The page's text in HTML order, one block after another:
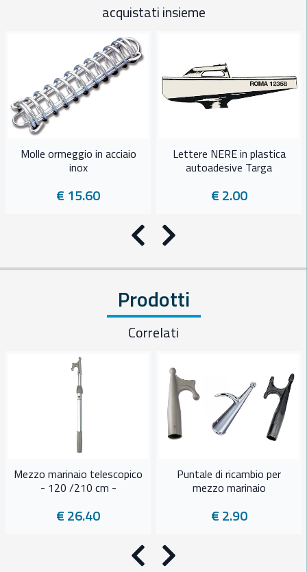
acquistati insieme
Molle ormeggio in acciaio
inox
€ 15.60
Lettere NERE in plastica
autoadesive Targa
€ 2.00
Precedente
Successivo
Prodotti
Correlati
Mezzo marinaio telescopico
- 120 /210 cm -
€ 26.40
Puntale di ricambio per
mezzo marinaio
€ 2.90